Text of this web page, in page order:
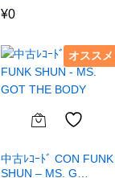
¥0
オススメ
中古ﾚｺｰﾄﾞ CON FUNK
SHUN – MS. G…